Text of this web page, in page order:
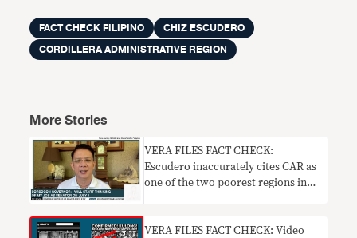
FACT CHECK FILIPINO
CHIZ ESCUDERO
CORDILLERA ADMINISTRATIVE REGION
More Stories
VERA FILES FACT CHECK:
Escudero inaccurately cites CAR as
one of the two poorest regions in
VERA FILES FACT CHECK: Video